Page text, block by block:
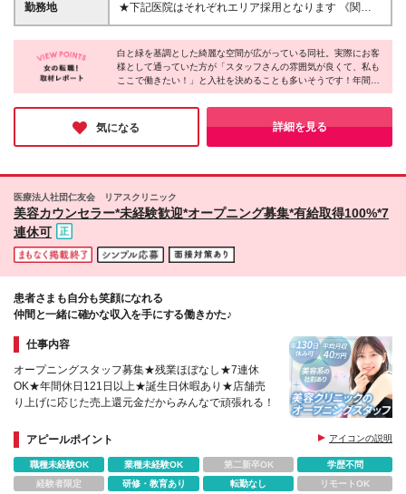
後：月給30万円以上（基本給23万+地域手当2万＋業
上（基本給23万+地域手当1万＋業績手当2万） ★昇格
後：月給29万円以上（基本給23万+地域手当1万＋業
績手当2万＋カウンセラー手当3万） ≪旭川・高松・
万） ★昇格後：月給28万円以上（基本給23万＋業績
手当2万＋カウンセラー手当3万） ※カウンセラー手
当（3万円）はカウンセラー昇格後より支給 ※別途手
社員／基本給21万円／その他待遇・福利厚生に差異は
ありません）
勤務地
★下記医院はそれぞれエリア採用となります 《関東
エリア》 銀座本院、池袋院、新宿院、北千住院、 八
王子院、さいたま大宮院、横浜院、 神奈川海老名
院、千葉院 《関西エリア》 大阪梅田院、大阪なんば
院、神戸三宮院 《名古屋エリア》 名古屋栄院、名古
屋名駅院 ★下記医院はそれぞれ固定店舗での採用と
なります ≪その他、各院≫ 北海道：旭川院 東北：秋
田院 北陸：金沢院 東海：静岡院 近畿：和歌山院 中
白と緑を基調とした綺麗な空間が広がっている同社。実際にお客
様として通っていた方が「スタッフさんの雰囲気が良くて、私も
ここで働きたい！」と入社を決めることも多いそうです！年間休
日139日で残業も少なく、未経験からスタートした先輩が9割なの
で、安心して働ける環境ではないでしょうか♪
気になる 詳細を見る
医療法人社団仁友会 リアスクリニック
美容カウンセラー*未経験歓迎*オープニング募集*有給取得100%*7
連休可
患者さまも自分も笑顔になれる
仲間と一緒に確かな収入を手にする働きかた♪
仕事内容
オープニングスタッフ募集★残業ほぼなし★7連休
OK★年間休日121日以上★誕生日休暇あり★店舗売
り上げに応じた売上還元金だからみんなで頑張れる！
アピールポイント アイコンの説明
職種未経験OK 業種未経験OK 第二新卒OK
学歴不問
経験者限定
研修・教育あり 転勤なし
リモートOK